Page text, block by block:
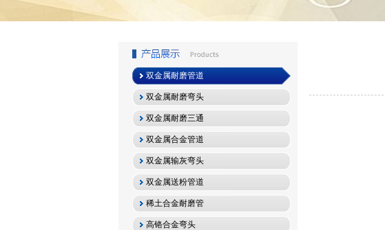
1 2
双金属耐磨管道
双金属耐磨弯头
双金属耐磨三通
双金属合金管道
双金属输灰弯头
双金属送粉管道
稀土合金耐磨管
高铬合金弯头